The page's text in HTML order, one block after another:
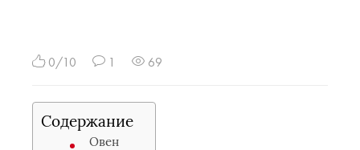
0/10 1 69
Содержание
Овен